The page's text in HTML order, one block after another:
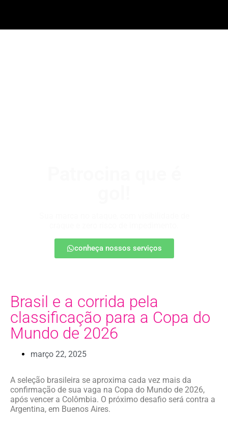
conheça nossos serviços
Brasil e a corrida pela
classificação para a Copa do
Mundo de 2026
março 22, 2025
A seleção brasileira se aproxima cada vez mais da
confirmação de sua vaga na Copa do Mundo de 2026,
após vencer a Colômbia. O próximo desafio será contra a
Argentina, em Buenos Aires.